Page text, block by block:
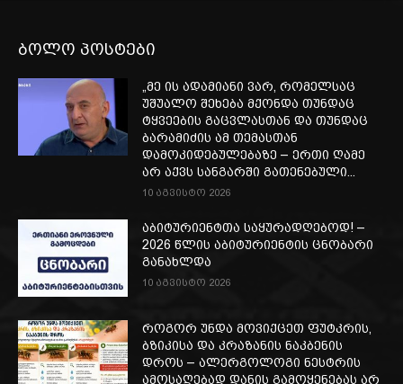
ბოლო პოსტები
„მე ის ადამიანი ვარ, რომელსაც
უშუალო შეხება მქონდა თუნდაც
ტყვეების გაცვლასთან და თუნდაც
ბარამიძის ამ თემასთან
დამოკიდებულებაზე – ერთი ღამე
არ აქვს სანგარში გათენებული...
10 აგვისტო 2026
აბიტურიენტთა საყურადღებოდ! –
2026 წლის აბიტურიენტის ცნობარი
განახლდა
10 აგვისტო 2026
როგორ უნდა მოვიქცეთ ფუტკრის,
ბზიკისა და კრაზანის ნაკბენის
დროს – ალერგოლოგი ნესტრის
ამოსაღებად დანის გამოყენებას არ